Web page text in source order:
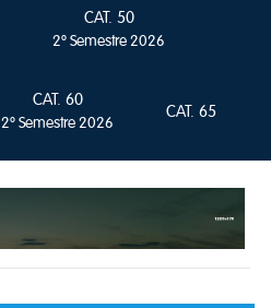
CAT. 50
2º Semestre 2026
CAT. 60
2º Semestre 2026
CAT. 65